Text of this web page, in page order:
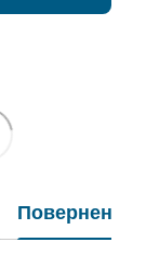
Повернення